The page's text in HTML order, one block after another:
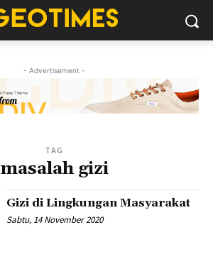
- Advertisement -
TAG
masalah gizi
Gizi di Lingkungan Masyarakat
Sabtu, 14 November 2020